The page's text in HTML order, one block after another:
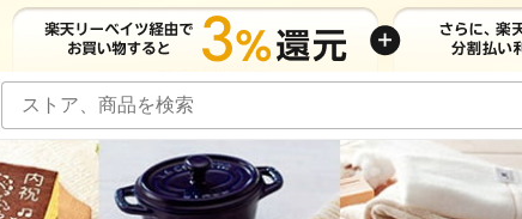
ショッピング 旅行